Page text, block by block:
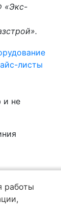
«Экс-
листы
и не
работы